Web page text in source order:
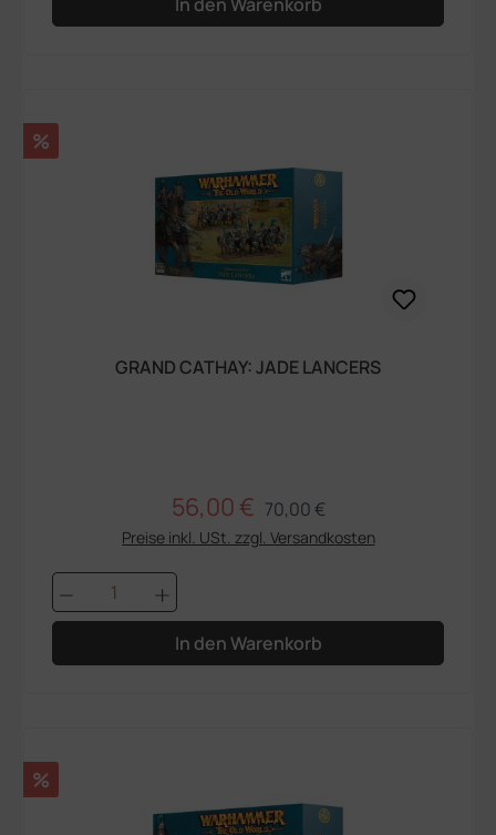
Rabatt
%
GRAND CATHAY: JADE LANCERS
Verkaufspreis:
56,00 € Regulärer Preis:
70,00 €
Preise inkl. USt. zzgl. Versandkosten
Produkt Anzahl: Gib den
In den Warenkorb
Rabatt
%